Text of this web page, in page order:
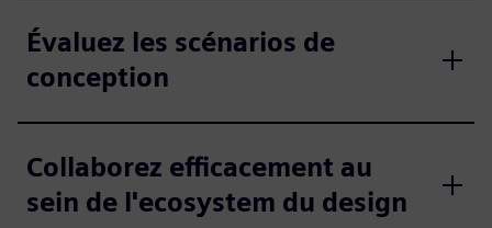
Évaluez les scénarios de
conception
Collaborez efficacement au
sein de l'ecosystem du design